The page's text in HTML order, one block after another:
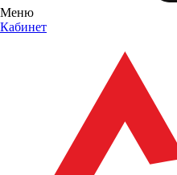
Меню
Кабинет